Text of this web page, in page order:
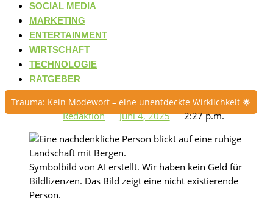
SOCIAL MEDIA
MARKETING
ENTERTAINMENT
WIRTSCHAFT
TECHNOLOGIE
RATGEBER
Trauma: Kein Modewort – eine unentdeckte Wirklichkeit 🌟
Redaktion Juni 4, 2025 2:27 p.m.
Symbolbild von AI erstellt. Wir haben kein Geld für
Bildlizenzen. Das Bild zeigt eine nicht existierende
Person.